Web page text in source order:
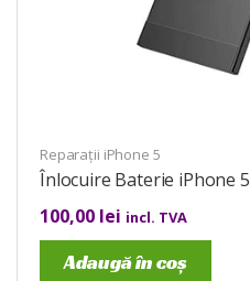
Reparații iPhone 5
Înlocuire Baterie iPhone 5
100,00 lei incl. TVA
Adaugă în coș